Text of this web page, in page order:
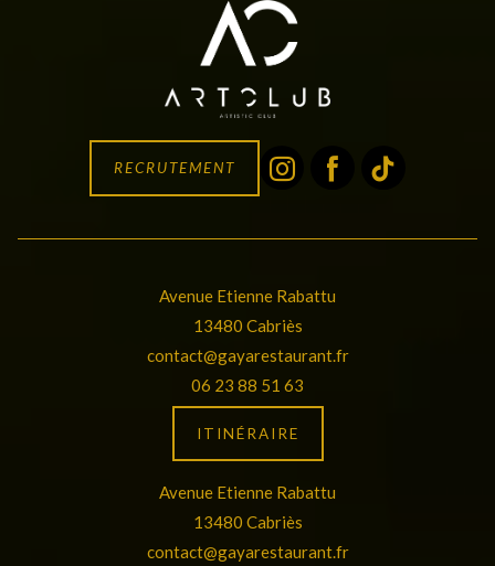
RECRUTEMENT
Avenue Etienne Rabattu
13480 Cabriès
contact@gayarestaurant.fr
06 23 88 51 63
ITINÉRAIRE
Avenue Etienne Rabattu
13480 Cabriès
contact@gayarestaurant.fr